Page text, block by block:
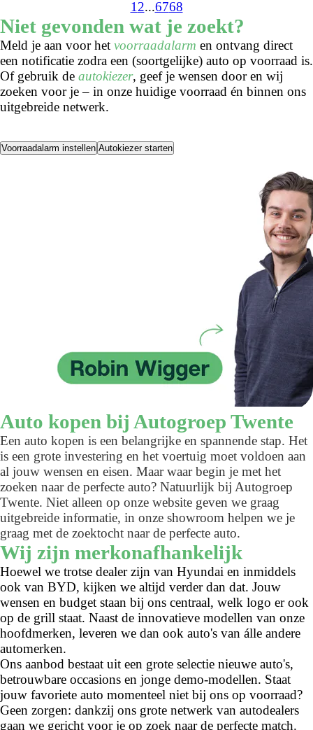
1 2...6768
Niet gevonden wat je zoekt?
Meld je aan voor het voorraadalarm en ontvang direct
een notificatie zodra een (soortgelijke) auto op voorraad is.
Of gebruik de autokiezer, geef je wensen door en wij
zoeken voor je – in onze huidige voorraad én binnen ons
uitgebreide netwerk.
Voorraadalarm instellen Autokiezer starten
Auto kopen bij Autogroep Twente
Een auto kopen is een belangrijke en spannende stap. Het
is een grote investering en het voertuig moet voldoen aan
al jouw wensen en eisen. Maar waar begin je met het
zoeken naar de perfecte auto? Natuurlijk bij Autogroep
Twente. Niet alleen op onze website geven we graag
uitgebreide informatie, in onze showroom helpen we je
graag met de zoektocht naar de perfecte auto.
Wij zijn merkonafhankelijk
Hoewel we trotse dealer zijn van Hyundai en inmiddels
ook van BYD, kijken we altijd verder dan dat. Jouw
wensen en budget staan bij ons centraal, welk logo er ook
op de grill staat. Naast de innovatieve modellen van onze
hoofdmerken, leveren we dan ook auto's van álle andere
automerken.
Ons aanbod bestaat uit een grote selectie nieuwe auto's,
betrouwbare occasions en jonge demo-modellen. Staat
jouw favoriete auto momenteel niet bij ons op voorraad?
Geen zorgen: dankzij ons grote netwerk van autodealers
gaan we gericht voor je op zoek naar de perfecte match.